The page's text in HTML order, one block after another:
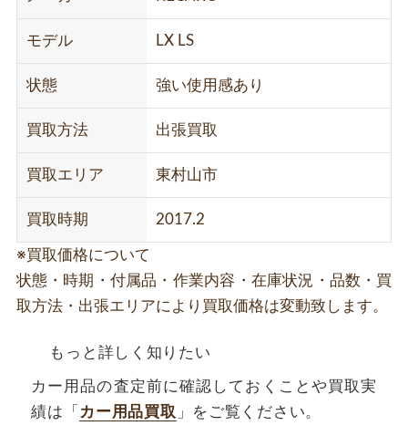
モデル LX LS
状態 強い使用感あり
買取方法 出張買取
買取エリア 東村山市
買取時期 2017.2
※買取価格について
状態・時期・付属品・作業内容・在庫状況・品数・買
取方法・出張エリアにより買取価格は変動致します。
もっと詳しく知りたい
カー用品の査定前に確認しておくことや買取実
績は「 カー用品買取 」をご覧ください。